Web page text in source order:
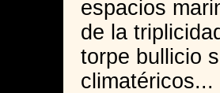
espacios
de la
torpe bullicio